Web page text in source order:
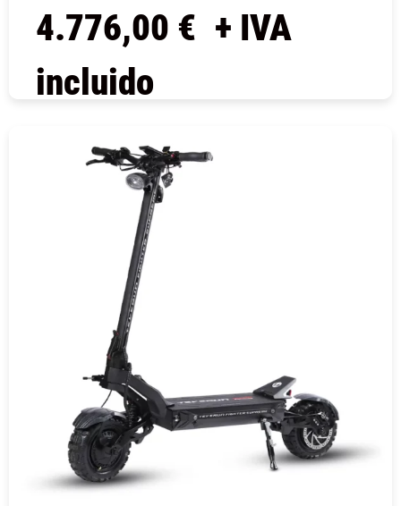
4.776,00 € + IVA
incluido